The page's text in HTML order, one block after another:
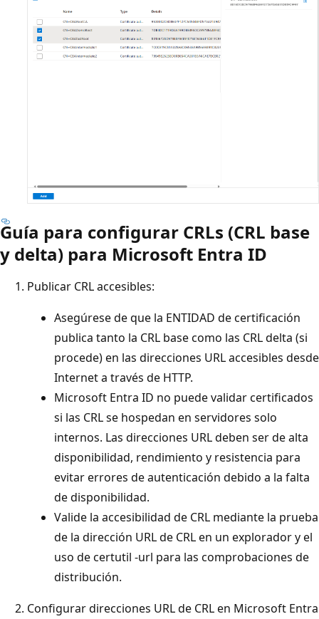
Guía para configurar CRLs (CRL base
y delta) para Microsoft Entra ID
Publicar CRL accesibles:
Asegúrese de que la ENTIDAD de certificación
publica tanto la CRL base como las CRL delta (si
procede) en las direcciones URL accesibles desde
Internet a través de HTTP.
Microsoft Entra ID no puede validar certificados
si las CRL se hospedan en servidores solo
internos. Las direcciones URL deben ser de alta
disponibilidad, rendimiento y resistencia para
evitar errores de autenticación debido a la falta
de disponibilidad.
Valide la accesibilidad de CRL mediante la prueba
de la dirección URL de CRL en un explorador y el
uso de certutil -url para las comprobaciones de
distribución.
Configurar direcciones URL de CRL en Microsoft Entra